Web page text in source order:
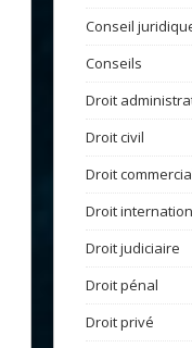
Conseil
Conseils
Droit
Droit civil
Droit
Droit
Droit judiciaire
Droit pénal
Droit privé